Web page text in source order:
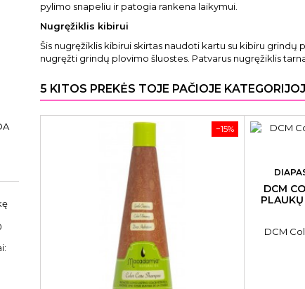
pylimo snapeliu ir patogia rankena laikymui.
Nugręžiklis kibirui
Šis nugręžiklis kibirui skirtas naudoti kartu su kibiru grindų
nugręžti grindų plovimo šluostes. Patvarus nugręžiklis
5 KITOS PREKĖS TOJE PAČIOJE
−15%
DCM
DCM